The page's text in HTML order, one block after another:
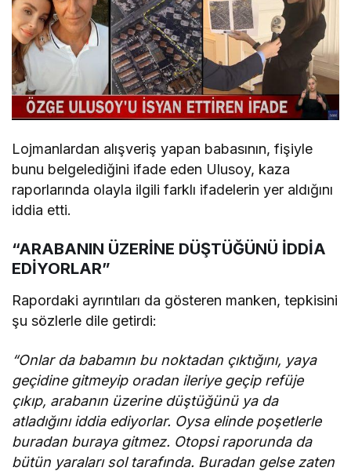
Lojmanlardan alışveriş yapan babasının, fişiyle
bunu belgelediğini ifade eden Ulusoy, kaza
raporlarında olayla ilgili farklı ifadelerin yer aldığını
iddia etti.
“ARABANIN ÜZERİNE DÜŞTÜĞÜNÜ İDDİA
EDİYORLAR”
Rapordaki ayrıntıları da gösteren manken, tepkisini
şu sözlerle dile getirdi:
“Onlar da babamın bu noktadan çıktığını, yaya
geçidine gitmeyip oradan ileriye geçip refüje
çıkıp, arabanın üzerine düştüğünü ya da
atladığını iddia ediyorlar. Oysa elinde poşetlerle
buradan buraya gitmez. Otopsi raporunda da
bütün yaraları sol tarafında. Buradan gelse zaten